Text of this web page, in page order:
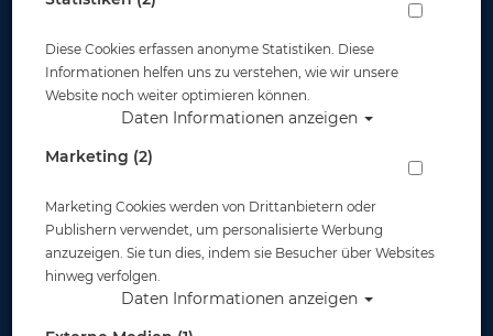
Informationen
Zahlungsmöglichkeiten
Widerruf
Diese Cookies erfassen anonyme Statistiken. Diese
Informationen helfen uns zu verstehen, wie wir unsere
Website noch weiter optimieren können.
Daten Informationen anzeigen
Marketing (2)
Marketing Cookies werden von Drittanbietern oder
Publishern verwendet, um personalisierte Werbung
anzuzeigen. Sie tun dies, indem sie Besucher über Websites
hinweg verfolgen.
Daten Informationen anzeigen